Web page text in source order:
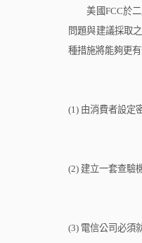
美國FCC於
問題與建議採取
種措施將能夠更
(1) 由消費者設定
(2) 建立一套查驗
(3) 電信公司必須